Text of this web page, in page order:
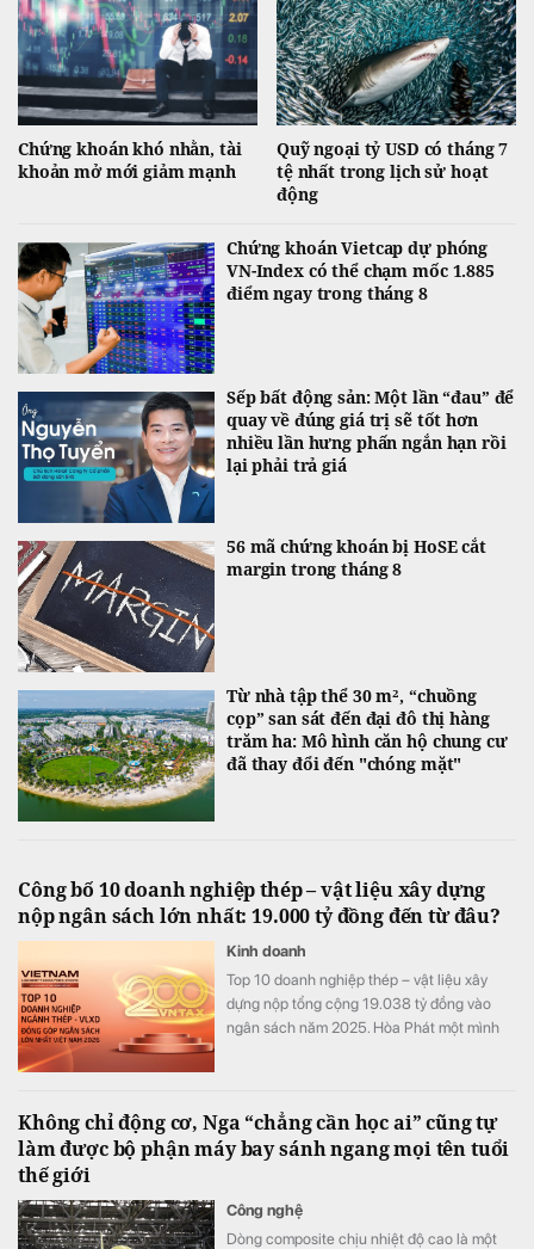
Chứng khoán khó nhằn, tài
khoản mở mới giảm mạnh
Quỹ ngoại tỷ USD có tháng 7
tệ nhất trong lịch sử hoạt
động
Chứng khoán Vietcap dự phóng
VN-Index có thể chạm mốc 1.885
điểm ngay trong tháng 8
Sếp bất động sản: Một lần “đau” để
quay về đúng giá trị sẽ tốt hơn
nhiều lần hưng phấn ngắn hạn rồi
lại phải trả giá
56 mã chứng khoán bị HoSE cắt
margin trong tháng 8
Từ nhà tập thể 30 m², “chuồng
cọp” san sát đến đại đô thị hàng
trăm ha: Mô hình căn hộ chung cư
đã thay đổi đến "chóng mặt"
Công bố 10 doanh nghiệp thép – vật liệu xây dựng
nộp ngân sách lớn nhất: 19.000 tỷ đồng đến từ đâu?
Kinh doanh
Top 10 doanh nghiệp thép – vật liệu xây
dựng nộp tổng cộng 19.038 tỷ đồng vào
ngân sách năm 2025. Hòa Phát một mình
Không chỉ động cơ, Nga “chẳng cần học ai” cũng tự
làm được bộ phận máy bay sánh ngang mọi tên tuổi
thế giới
Công nghệ
Dòng composite chịu nhiệt độ cao là một